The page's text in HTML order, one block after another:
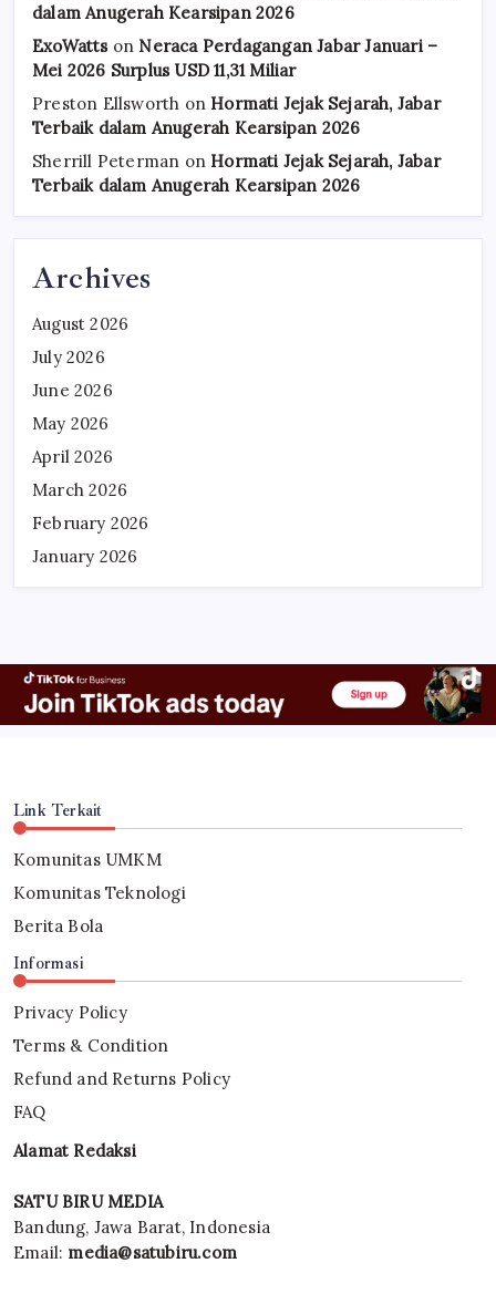
dalam Anugerah Kearsipan 2026
ExoWattson Neraca Perdagangan Jabar Januari –
Mei 2026 Surplus USD 11,31 Miliar
Preston Ellsworth on Hormati Jejak Sejarah, Jabar
Terbaik dalam Anugerah Kearsipan 2026
Sherrill Peterman on Hormati Jejak Sejarah, Jabar
Terbaik dalam Anugerah Kearsipan 2026
Archives
August 2026
July 2026
June 2026
May 2026
April 2026
March 2026
February 2026
January 2026
Link Terkait
Komunitas UMKM
Komunitas Teknologi
Berita Bola
Informasi
Privacy Policy
Terms & Condition
Refund and Returns Policy
FAQ
Alamat Redaksi
SATU BIRU MEDIA
Bandung, Jawa Barat, Indonesia
Email: media@satubiru.com